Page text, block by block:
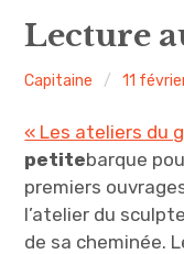
Édition
Lectures
Expositions
Les auteurs
À propos de
Lecture
Capitaine 11
« Les ateliers du
petitebarque
premiers
l’atelier du
de sa cheminée.